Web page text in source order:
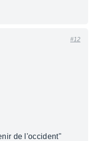
#12
de l'occident"